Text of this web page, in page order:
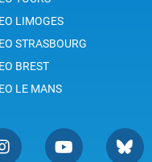
LIMOGES
STRASBOURG
BREST
LE MANS